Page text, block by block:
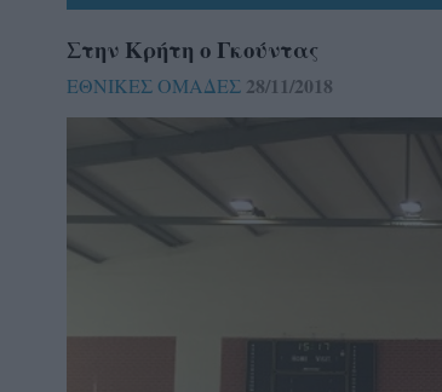
Στην Κρήτη ο Γκούντας
ΕΘΝΙΚΕΣ ΟΜΑΔΕΣ 28/11/2018